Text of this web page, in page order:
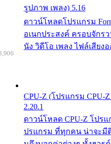
รูปภาพ เพลง) 5.16
ดาวน์โหลดโปรแกรม
อเนกประสงค์ ครอบจักร
นัง วิดีโอ เพลง ไฟล์เสียง
CPU-Z (โปรแกรม CPU-
2.20.1
ดาวน์โหลด CPU-Z โปร
ปรแกรม ที่ทุกคน น่าจะมีติ